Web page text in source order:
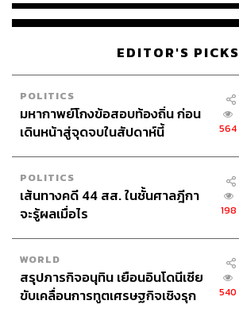
EDITOR'S PICKS
POLITICS
มหากาพย์โกงข้อสอบท้องถิ่น ก่อน
เดินหน้าสู่จุดจบในสัปดาห์นี้
564
POLITICS
เส้นทางคดี 44 สส. ในชั้นศาลฎีกา
จะรู้ผลเมื่อไร
198
WORLD
สรุปภารกิจอนุทิน เยือนอินโดนีเซีย
ขับเคลื่อนการทูตเศรษฐกิจเชิงรุก
540